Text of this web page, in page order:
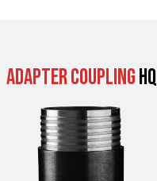
Adapter CouplingHQ